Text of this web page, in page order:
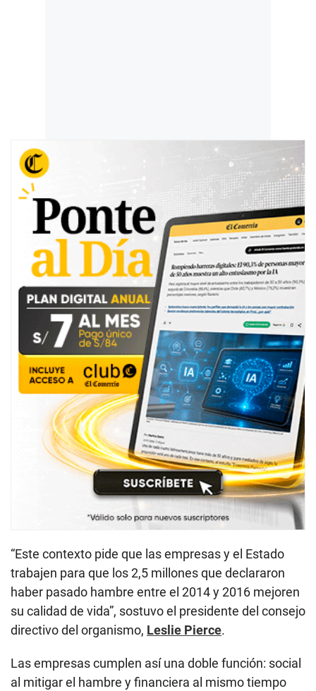
“Este contexto pide que las empresas y el Estado
trabajen para que los 2,5 millones que declararon
haber pasado hambre entre el 2014 y 2016 mejoren
su calidad de vida”, sostuvo el presidente del consejo
directivo del organismo, Leslie Pierce.
Las empresas cumplen así una doble función: social
al mitigar el hambre y financiera al mismo tiempo